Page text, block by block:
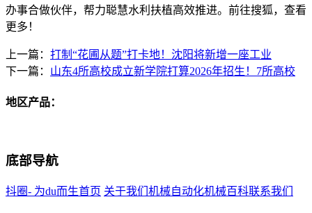
办事合做伙伴，帮力聪慧水利扶植高效推进。前往搜狐，查看
更多！
上一篇： 打制“花圃从题”打卡地！沈阳将新增一座工业
下一篇： 山东4所高校成立新学院打算2026年招生！7所高校
地区产品：
底部导航
抖圈- 为du而生首页 关于我们 机械自动化机械百科联系我们